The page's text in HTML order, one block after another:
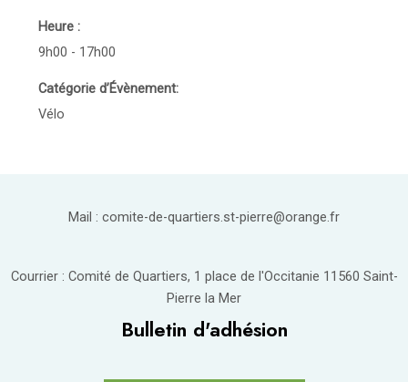
Heure :
9h00 - 17h00
Catégorie d’Évènement:
Vélo
Mail : comite-de-quartiers.st-pierre@orange.fr
Courrier : Comité de Quartiers, 1 place de l'Occitanie 11560 Saint-
Pierre la Mer
Bulletin d'adhésion